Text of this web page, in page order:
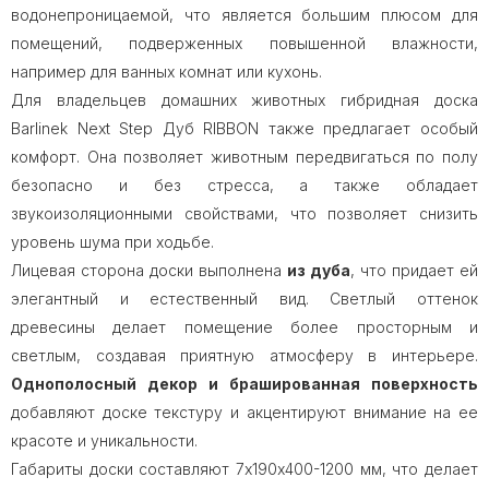
водонепроницаемой, что является большим плюсом для
помещений, подверженных повышенной влажности,
например для ванных комнат или кухонь.
Для владельцев домашних животных гибридная доска
Barlinek Next Step Дуб RIBBON также предлагает особый
комфорт. Она позволяет животным передвигаться по полу
безопасно и без стресса, а также обладает
звукоизоляционными свойствами, что позволяет снизить
уровень шума при ходьбе.
Лицевая сторона доски выполнена из дуба, что придает ей
элегантный и естественный вид. Светлый оттенок
древесины делает помещение более просторным и
светлым, создавая приятную атмосферу в интерьере.
Однополосный декор и брашированная поверхность
добавляют доске текстуру и акцентируют внимание на ее
красоте и уникальности.
Габариты доски составляют 7х190х400-1200 мм, что делает